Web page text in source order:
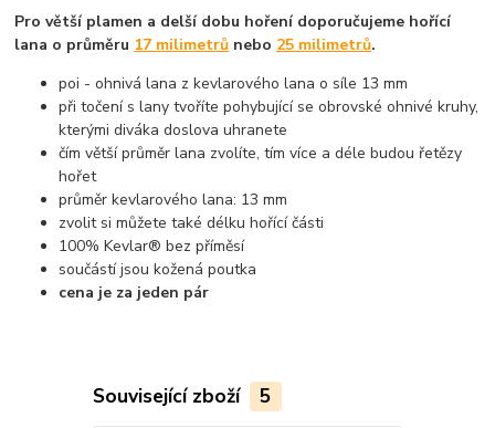
Pro větší plamen a delší dobu hoření doporučujeme hořící
lana o průměru 17 milimetrů nebo 25 milimetrů.
poi - ohnivá lana z kevlarového lana o síle 13 mm
při točení s lany tvoříte pohybující se obrovské ohnivé kruhy,
kterými diváka doslova uhranete
čím větší průměr lana zvolíte, tím více a déle budou řetězy
hořet
průměr kevlarového lana: 13 mm
zvolit si můžete také délku hořící části
100% Kevlar® bez příměsí
součástí jsou kožená poutka
cena je za jeden pár
Související zboží 5